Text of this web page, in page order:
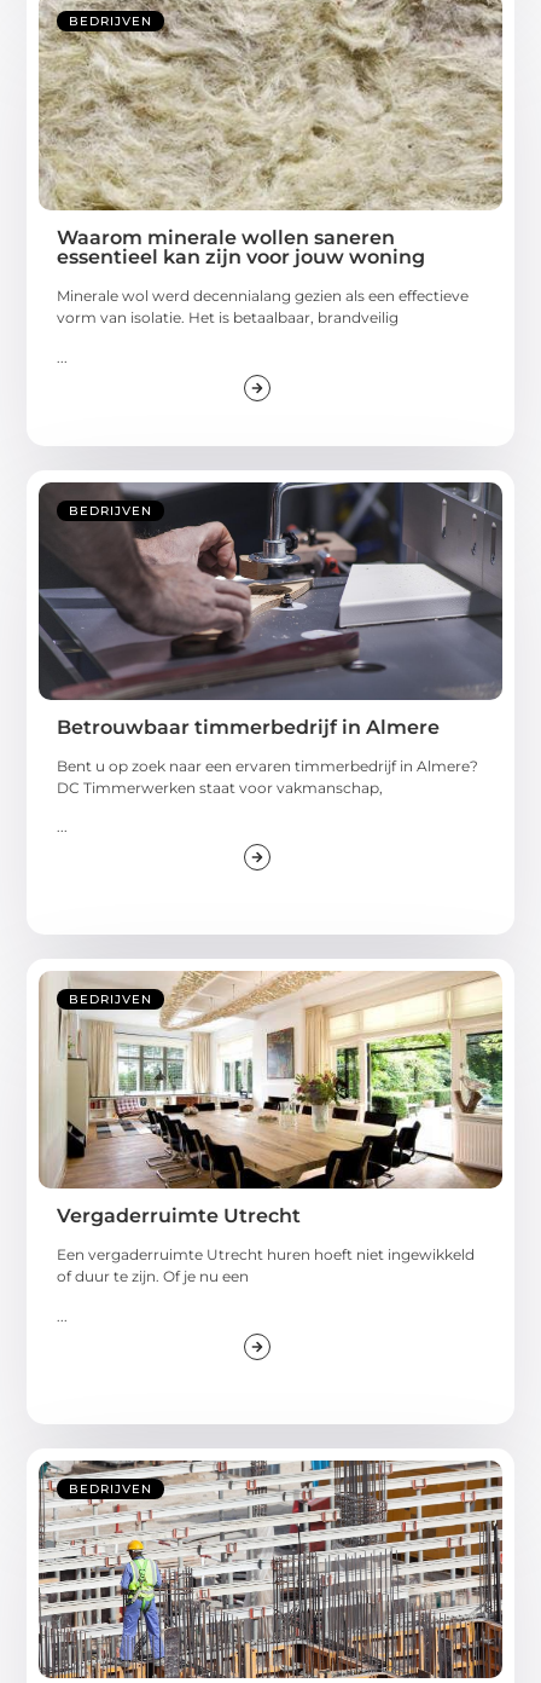
BEDRIJVEN
Waarom minerale wollen saneren
essentieel kan zijn voor jouw woning
Minerale wol werd decennialang gezien als een effectieve
vorm van isolatie. Het is betaalbaar, brandveilig
BEDRIJVEN
Betrouwbaar timmerbedrijf in Almere
Bent u op zoek naar een ervaren timmerbedrijf in Almere?
DC Timmerwerken staat voor vakmanschap,
...
BEDRIJVEN
Vergaderruimte Utrecht
Een vergaderruimte Utrecht huren hoeft niet ingewikkeld
of duur te zijn. Of je nu een
BEDRIJVEN